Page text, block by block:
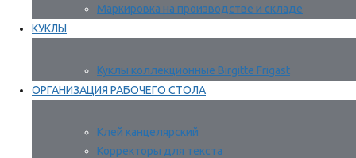
Маркировка на производстве и складе
КУКЛЫ
Куклы коллекционные Birgitte Frigast
ОРГАНИЗАЦИЯ РАБОЧЕГО СТОЛА
Клей канцелярский
Корректоры для текста